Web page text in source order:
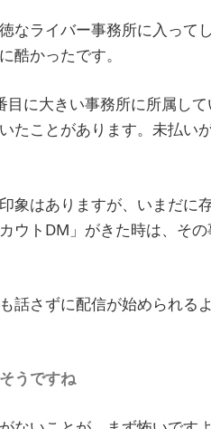
ライバー事務所に入って
酷かったです。
に大きい事務所に所属して
たことがあります。未払い
象はありますが、いまだに
ウトDM」がきた時は、そ
話さずに配信が始められる
うですね